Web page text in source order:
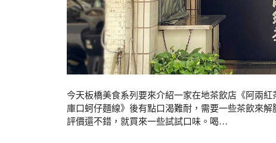
今天板橋美食系列要來介紹一家在地茶飲店《阿兩
庫口蚵仔麵線》後有點口渴難耐，需要一些茶飲來
評價還不錯，就買來一些試試口味。喝…